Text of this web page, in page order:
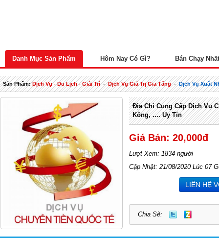
Danh Mục Sản Phẩm Hôm Nay Có Gì? Bán Chạy Nhất
Sản Phẩm:Dịch Vụ - Du Lịch - Giải Trí-Dịch Vụ Giá Trị Gia Tăng-Dịch Vụ Xuất
Địa Chỉ Cung Cấp Dịch Vụ
Kông, .... Uy Tín
Giá Bán: 20,000đ
Lượt Xem: 1834 người
Cập Nhật: 21/08/2020 Lúc 07
LIÊN HỆ
Chia Sẽ: